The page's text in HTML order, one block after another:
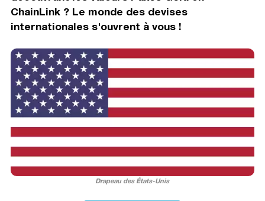
ChainLink ? Le monde des devises
internationales s'ouvrent à vous !
Drapeau des États-Unis